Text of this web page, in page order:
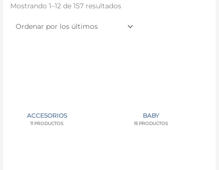
Mostrando 1–12 de 157 resultados
ACCESORIOS
11 PRODUCTOS
BABY
15 PRODUCTOS